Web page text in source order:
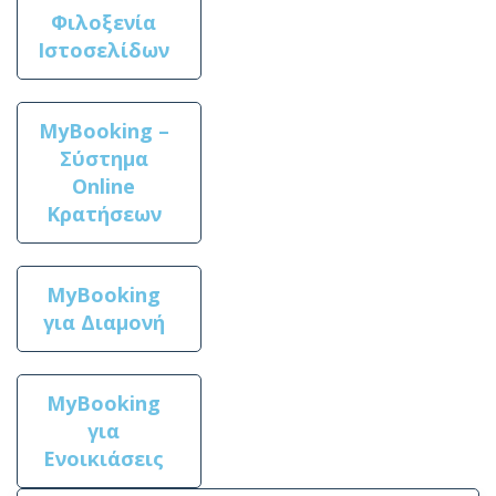
Φιλοξενία
Ιστοσελίδων
MyBooking –
Σύστημα
Online
Κρατήσεων
MyBooking
για Διαμονή
MyBooking
για
Ενοικιάσεις